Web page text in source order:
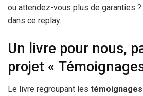
ou attendez-vous plus de garanties
dans ce replay.
Un livre pour nous,
projet «
Le livre regroupant les